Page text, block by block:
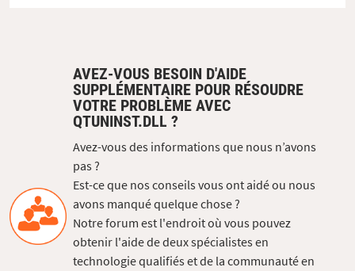
AVEZ-VOUS BESOIN D'AIDE
SUPPLÉMENTAIRE POUR RÉSOUDRE
VOTRE PROBLÈME AVEC
QTUNINST.DLL ?
Avez-vous des informations que nous n’avons
pas ?
Est-ce que nos conseils vous ont aidé ou nous
avons manqué quelque chose ?
Notre forum est l'endroit où vous pouvez
obtenir l'aide de deux spécialistes en
technologie qualifiés et de la communauté en